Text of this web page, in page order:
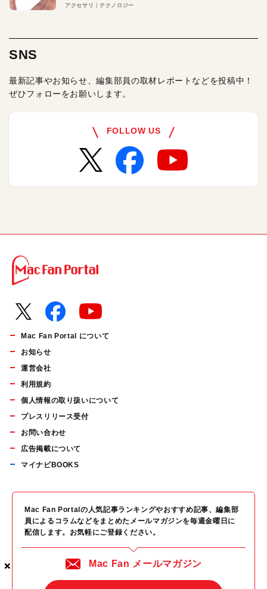
×
×
×
アクセサリ テクノロジー
SNS
最新記事やお知らせ、編集部員の取材レポートなどを投稿中！
ぜひフォローをお願いします。
FOLLOW US
Mac Fan Portal について
お知らせ
運営会社
利用規約
個人情報の取り扱いについて
プレスリリース受付
お問い合わせ
広告掲載について
マイナビBOOKS
Mac Fan Portalの人気記事ランキングやおすすめ記事、編集部
員によるコラムなどをまとめたメールマガジンを毎週金曜日に
配信します。お気軽にご登録ください。
Mac Fan メールマガジン